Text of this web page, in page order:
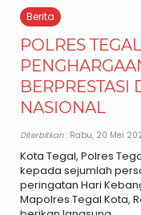
Berita
POLRES
BERPRESTASI
NASIONAL
Diterbitkan: Rabu, 20 Mei
Kota Tegal, Polres
kepada sejumlah
peringatan Hari
Mapolres Tegal Kota,